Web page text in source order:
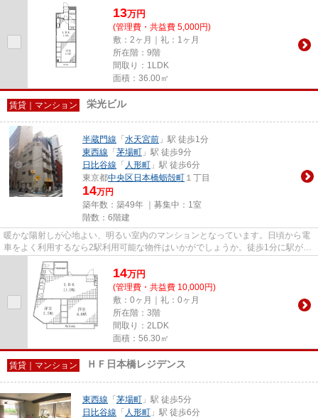
13万円
(管理費・共益費 5,000円)
敷：2ヶ月｜礼：1ヶ月
所在階：9階
間取り：1LDK
面積：36.00㎡
賃貸｜マンション 栄光ビル
半蔵門線 「 水天宮前 」駅 徒歩1分
東西線 「 茅場町 」駅 徒歩9分
日比谷線 「 人形町 」駅 徒歩6分
東京都中央区 日本橋蛎殻町 １丁目
14万円
築年数：築49年 ｜募集中： 1室
階数：6階建
暖かな陽射しが心地よい、明るい室内のマンションとなっています。日頃から電
車をよく利用するなら2駅利用可能な物件はいかがでしょうか。徒歩1分に駅があ
る物件です。落ち着いた街並...
14万円
(管理費・共益費 10,000円)
敷：0ヶ月｜礼：0ヶ月
所在階：3階
間取り：2LDK
面積：56.30㎡
賃貸｜マンション ＨＦ日本橋レジデンス
東西線 「 茅場町 」駅 徒歩5分
日比谷線 「 人形町 」駅 徒歩6分